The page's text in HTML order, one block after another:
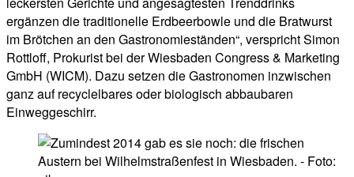
ergänzen die traditionelle Erdbeerbowle und die Bratwurst
im Brötchen an den Gastronomieständen“, verspricht Simon
Rottloff, Prokurist bei der Wiesbaden Congress & Marketing
GmbH (WICM). Dazu setzen die Gastronomen inzwischen
ganz auf recyclelbares oder biologisch abbaubaren
Einweggeschirr.